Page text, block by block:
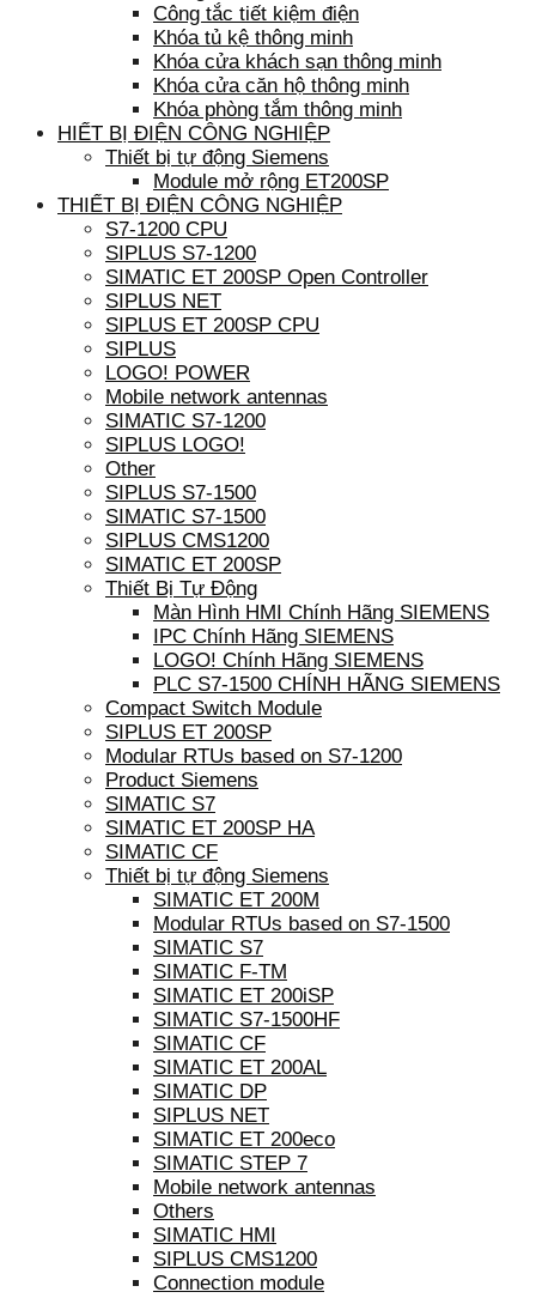
Công tắc tiết kiệm điện
Khóa tủ kệ thông minh
Khóa cửa khách sạn thông minh
Khóa cửa căn hộ thông minh
Khóa phòng tắm thông minh
HIẾT BỊ ĐIỆN CÔNG NGHIỆP
Thiết bị tự động Siemens
Module mở rộng ET200SP
THIẾT BỊ ĐIỆN CÔNG NGHIỆP
S7-1200 CPU
SIPLUS S7-1200
SIMATIC ET 200SP Open Controller
SIPLUS NET
SIPLUS ET 200SP CPU
SIPLUS
LOGO! POWER
Mobile network antennas
SIMATIC S7-1200
SIPLUS LOGO!
Other
SIPLUS S7-1500
SIMATIC S7-1500
SIPLUS CMS1200
SIMATIC ET 200SP
Thiết Bị Tự Động
Màn Hình HMI Chính Hãng SIEMENS
IPC Chính Hãng SIEMENS
LOGO! Chính Hãng SIEMENS
PLC S7-1500 CHÍNH HÃNG SIEMENS
Compact Switch Module
SIPLUS ET 200SP
Modular RTUs based on S7-1200
Product Siemens
SIMATIC S7
SIMATIC ET 200SP HA
SIMATIC CF
Thiết bị tự động Siemens
SIMATIC ET 200M
Modular RTUs based on S7-1500
SIMATIC S7
SIMATIC F-TM
SIMATIC ET 200iSP
SIMATIC S7-1500HF
SIMATIC CF
SIMATIC ET 200AL
SIMATIC DP
SIPLUS NET
SIMATIC ET 200eco
SIMATIC STEP 7
Mobile network antennas
Others
SIMATIC HMI
SIPLUS CMS1200
Connection module